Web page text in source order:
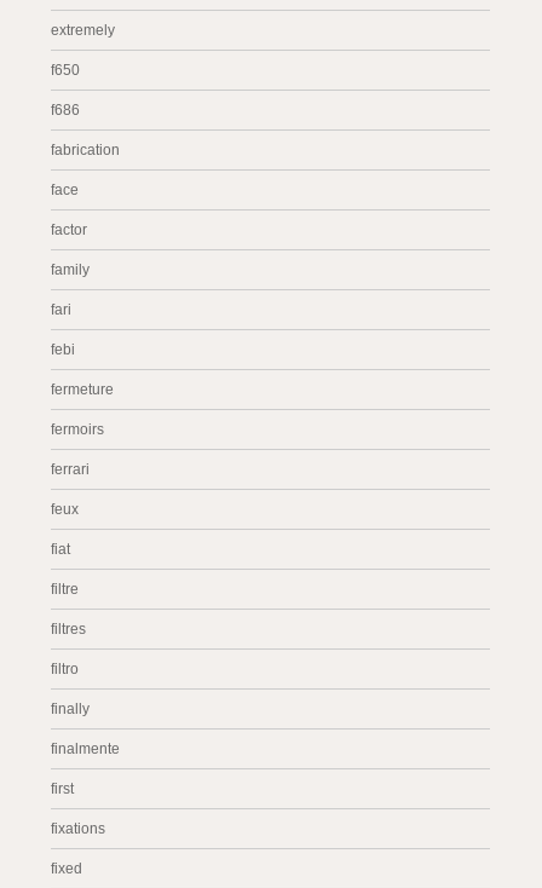
extremely
f650
f686
fabrication
face
factor
family
fari
febi
fermeture
fermoirs
ferrari
feux
fiat
filtre
filtres
filtro
finally
finalmente
first
fixations
fixed